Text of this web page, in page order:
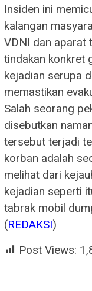
Insiden ini
kalangan
VDNI dan aparat
tindakan konkret
kejadian serupa
memastikan
Salah seorang
disebutkan
tersebut terjadi
korban adalah
melihat dari
kejadian seperti
tabrak mobil
(REDAKSI)
Post Views: